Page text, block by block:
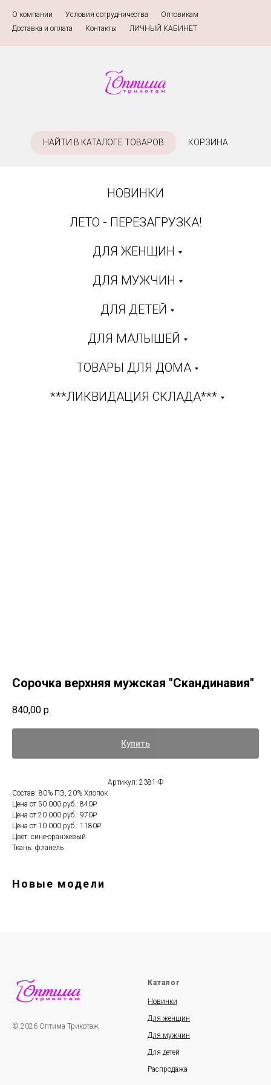
О компании Условия сотрудничества Оптовикам
Доставка и оплата
Контакты ЛИЧНЫЙ КАБИНЕТ
НАЙТИ В КАТАЛОГЕ ТОВАРОВ КОРЗИНА
НОВИНКИ
ЛЕТО - ПЕРЕЗАГРУЗКА!
ДЛЯ ЖЕНЩИН
ДЛЯ МУЖЧИН
ДЛЯ ДЕТЕЙ
ДЛЯ МАЛЫШЕЙ
ТОВАРЫ ДЛЯ ДОМА
***ЛИКВИДАЦИЯ СКЛАДА***
Сорочка верхняя мужская "Скандинавия"
840,00 р.
Купить
Артикул: 2381-Ф
Состав: 80% ПЭ, 20% Хлопок
Цена от 50 000 руб.: 840₽
Цена от 20 000 руб.: 970₽
Цена от 10 000 руб.: 1180₽
Цвет: сине-оранжевый
Ткань: фланель
Новые модели
© 2026 Оптима Трикотаж
Каталог
Новинки
Для женщин
Для мужчин
Для детей
Распродажа